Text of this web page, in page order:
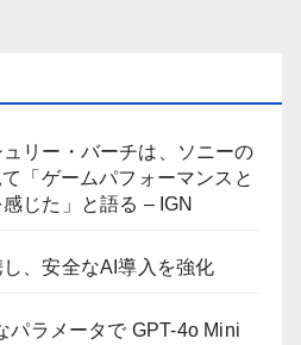
リー・バーチは、ソニーの
「ゲームパフォーマンスと
じた」と語る – IGN
、安全なAI導入を強化
パラメータで GPT-4o Mini